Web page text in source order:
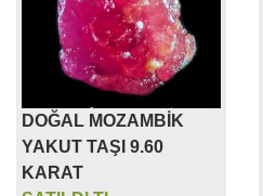
DOĞAL MOZAMBİK
YAKUT TAŞI 9.60
KARAT